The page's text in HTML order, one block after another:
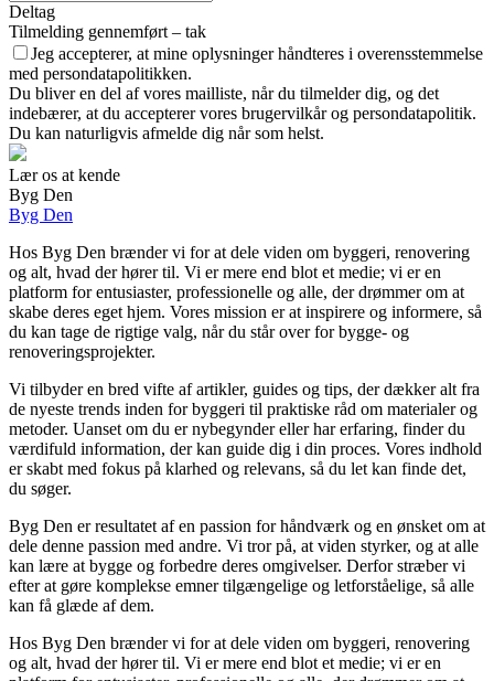
Deltag
Tilmelding gennemført – tak
Jeg accepterer, at mine oplysninger håndteres i overensstemmelse
med persondatapolitikken.
Du bliver en del af vores mailliste, når du tilmelder dig, og det
indebærer, at du accepterer vores brugervilkår og persondatapolitik.
Du kan naturligvis afmelde dig når som helst.
Lær os at kende
Byg Den
Byg Den
Hos Byg Den brænder vi for at dele viden om byggeri, renovering
og alt, hvad der hører til. Vi er mere end blot et medie; vi er en
platform for entusiaster, professionelle og alle, der drømmer om at
skabe deres eget hjem. Vores mission er at inspirere og informere, så
du kan tage de rigtige valg, når du står over for bygge- og
renoveringsprojekter.
Vi tilbyder en bred vifte af artikler, guides og tips, der dækker alt fra
de nyeste trends inden for byggeri til praktiske råd om materialer og
metoder. Uanset om du er nybegynder eller har erfaring, finder du
værdifuld information, der kan guide dig i din proces. Vores indhold
er skabt med fokus på klarhed og relevans, så du let kan finde det,
du søger.
Byg Den er resultatet af en passion for håndværk og en ønsket om at
dele denne passion med andre. Vi tror på, at viden styrker, og at alle
kan lære at bygge og forbedre deres omgivelser. Derfor stræber vi
efter at gøre komplekse emner tilgængelige og letforståelige, så alle
kan få glæde af dem.
Hos Byg Den brænder vi for at dele viden om byggeri, renovering
og alt, hvad der hører til. Vi er mere end blot et medie; vi er en